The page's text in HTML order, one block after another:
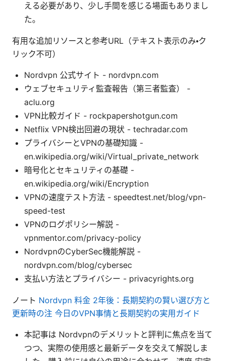
える必要があり、少し手間を感じる場面もありまし
た。
有用な追加リソースと参考URL（テキスト表示のみ・ク
リック不可）
Nordvpn 公式サイト - nordvpn.com
ウェブセキュリティ監査報告（第三者監査） -
aclu.org
VPN比較ガイド - rockpapershotgun.com
Netflix VPN検出回避の現状 - techradar.com
プライバシーとVPNの基礎知識 -
en.wikipedia.org/wiki/Virtual_private_network
暗号化とセキュリティの基礎 -
en.wikipedia.org/wiki/Encryption
VPNの速度テスト方法 - speedtest.net/blog/vpn-
speed-test
VPNのログポリシー解説 -
vpnmentor.com/privacy-policy
NordvpnのCyberSec機能解説 -
nordvpn.com/blog/cybersec
支払い方法とプライバシー - privacyrights.org
ノート Nordvpn 料金 2年後：長期契約の賢い選び方と
更新時の注 今日のVPN事情と長期契約の実用ガイド
本記事は Nordvpnのデメリットと評判に焦点を当て
つつ、実際の使用感と最新データを交えて解説しま